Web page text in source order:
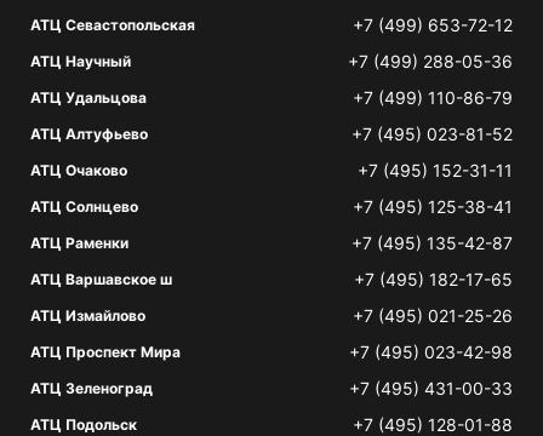
АТЦ Севастопольская +7 (499) 653-72-12
АТЦ Научный +7 (499) 288-05-36
АТЦ Удальцова +7 (499) 110-86-79
АТЦ Алтуфьево +7 (495) 023-81-52
АТЦ Очаково +7 (495) 152-31-11
АТЦ Солнцево +7 (495) 125-38-41
АТЦ Раменки +7 (495) 135-42-87
АТЦ Варшавское ш +7 (495) 182-17-65
АТЦ Измайлово +7 (495) 021-25-26
АТЦ Проспект Мира +7 (495) 023-42-98
АТЦ Зеленоград +7 (495) 431-00-33
АТЦ Подольск +7 (495) 128-01-88